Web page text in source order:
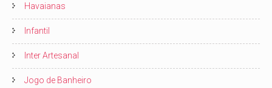
Havaianas
Infantil
Inter Artesanal
Jogo de Banheiro